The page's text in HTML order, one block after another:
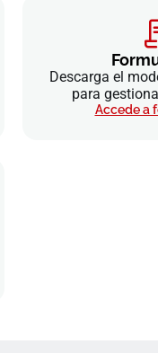
Descarga el
para
Accede a